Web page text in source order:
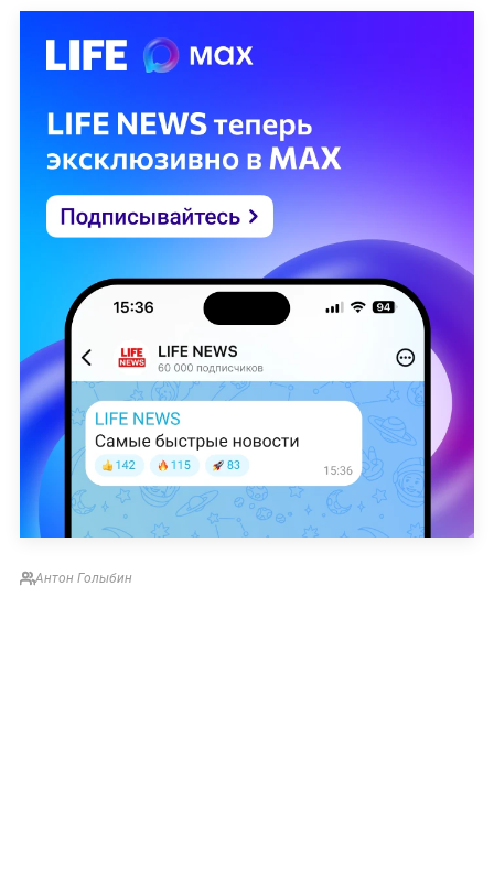
Антон Голыбин